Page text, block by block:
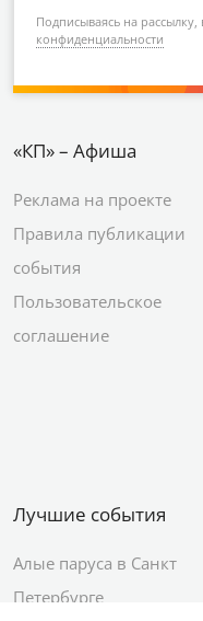
Подписываясь на рассылку,
конфиденциальности
«КП» – Афиша
Реклама на проекте
Правила публикации
события
Пользовательское
соглашение
Лучшие события
Алые паруса в Санкт
Петербурге